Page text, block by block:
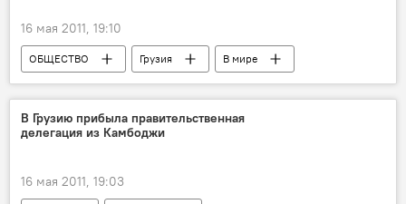
16 мая 2011, 19:10
ОБЩЕСТВО Грузия
В мире
НОВОСТИ
В Грузию прибыла правительственная
делегация из Камбоджи
16 мая 2011, 19:03